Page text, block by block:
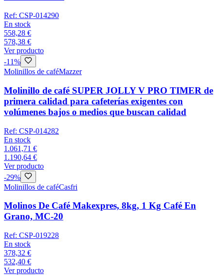
Ref: CSP-014290
En stock
558,28 €
578,38 €
Ver producto
-11%
Molinillos de caféMazzer
Molinillo de café SUPER JOLLY V PRO TIMER de
primera calidad para cafeterías exigentes con
volúmenes bajos o medios que buscan calidad
Ref: CSP-014282
En stock
1.061,71 €
1.190,64 €
Ver producto
-29%
Molinillos de caféCasfri
Molinos De Café Makexpres, 8kg, 1 Kg Café En
Grano, MC-20
Ref: CSP-019228
En stock
378,32 €
532,40 €
Ver producto